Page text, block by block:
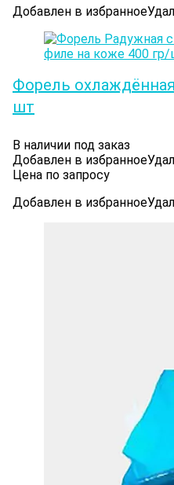
Добавлен в избранное
Форель
шт
В наличии под заказ
Добавлен в избранное
Цена по запросу
Добавлен в избранное